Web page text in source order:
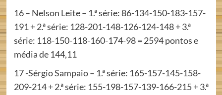
16 – Nelson Leite – 1.ª série: 86-134-150-183-157-
191 + 2.ª série: 128-201-148-126-124-148 + 3.ª
série: 118-150-118-160-174-98 = 2594 pontos e
média de 144,11
17 -Sérgio Sampaio – 1.ª série: 165-157-145-158-
209-214 + 2.ª série: 155-198-157-139-166-215 + 3.ª